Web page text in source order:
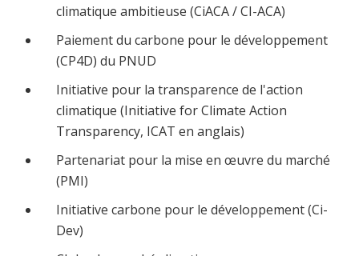
climatique ambitieuse (CiACA / CI-ACA)
Paiement du carbone pour le développement
(CP4D) du PNUD
Initiative pour la transparence de l'action
climatique (Initiative for Climate Action
Transparency, ICAT en anglais)
Partenariat pour la mise en œuvre du marché
(PMI)
Initiative carbone pour le développement (Ci-
Dev)